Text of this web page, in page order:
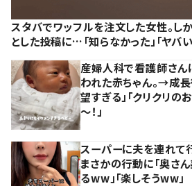
スタバでワッフルを注文した女性。し
とした投稿に…「知らなかった」「ヤバ
産婦人科で看護師さん
われた赤ちゃん。→成
望すぎる」「クリクリの
～！」
スーパーに夫を連れて
まさかの行動に「奥さん
るww」「楽しそうww」